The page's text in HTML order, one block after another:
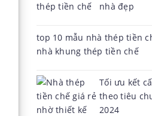
nhà đẹp
top 10 mẫu nhà thép tiền
nhà khung thép tiền chế
Tối ưu kết
theo tiêu
2024